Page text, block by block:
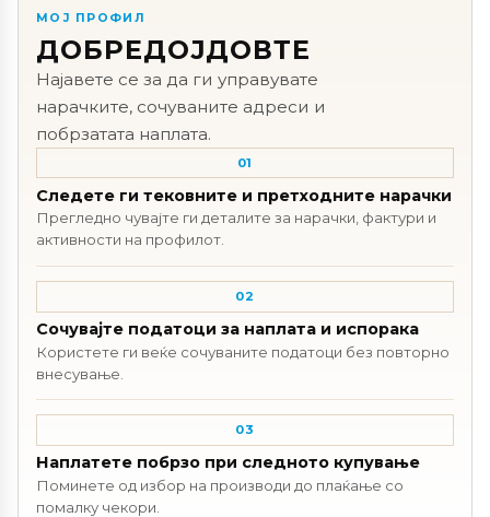
МОЈ ПРОФИЛ
ДОБРЕДОЈДОВТЕ
Најавете се за да ги управувате
нарачките, сочуваните адреси и
побрзатата наплата.
01
Следете ги тековните и претходните нарачки
Прегледно чувајте ги деталите за нарачки, фактури и
активности на профилот.
02
Сочувајте податоци за наплата и испорака
Користете ги веќе сочуваните податоци без повторно
внесување.
03
Наплатете побрзо при следното купување
Поминете од избор на производи до плаќање со
помалку чекори.